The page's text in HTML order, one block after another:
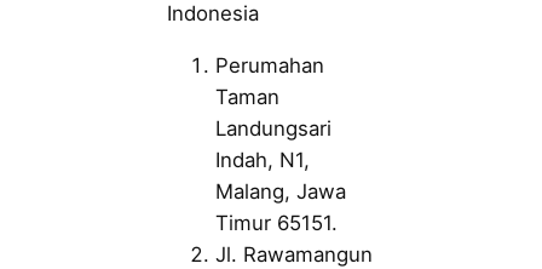
Indonesia
Perumahan
Taman
Landungsari
Indah, N1,
Malang, Jawa
Timur 65151.
Jl. Rawamangun